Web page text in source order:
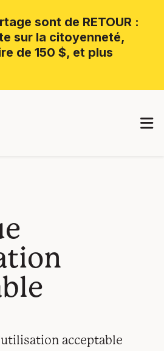
sont de RETOUR :
sur la citoyenneté,
de 150 $, et plus
acceptable